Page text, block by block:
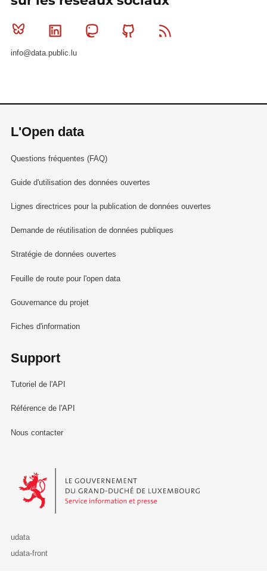
Bluesky Linkedin MastodonGithub
info@data.public.lu
L'Open data
Questions fréquentes (FAQ)
Guide d'utilisation des données ouvertes
Lignes directrices pour la publication de données ouvertes
Demande de réutilisation de données publiques
Stratégie de données ouvertes
Feuille de route pour l'open data
Gouvernance du projet
Fiches d'information
Support
Tutoriel de l'API
Référence de l'API
Nous contacter
Le Gouvernement du Grand-Duché de Luxembourg - Service
udata
udata-front